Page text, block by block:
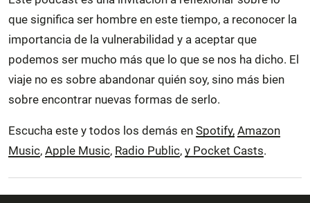
que significa ser hombre en este tiempo, a reconocer la
importancia de la vulnerabilidad y a aceptar que
podemos ser mucho más que lo que se nos ha dicho. El
viaje no es sobre abandonar quién soy, sino más bien
sobre encontrar nuevas formas de serlo.
Escucha este y todos los demás en Spotify, Amazon
Music, Apple Music, Radio Public, y Pocket Casts.